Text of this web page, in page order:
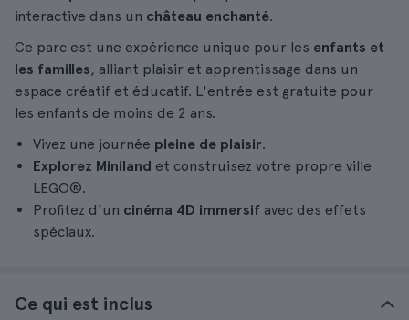
interactive dans un château enchanté.
Ce parc est une expérience unique pour les enfants et
les familles, alliant plaisir et apprentissage dans un
espace créatif et éducatif. L'entrée est gratuite pour
les enfants de moins de 2 ans.
Vivez une journée pleine de plaisir.
Explorez Miniland et construisez votre propre ville
LEGO®.
Profitez d'un cinéma 4D immersif avec des effets
spéciaux.
Ce qui est inclus